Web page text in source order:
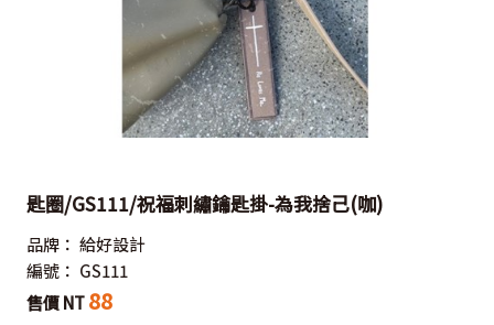
匙圈/GS111/祝福刺繡鑰匙掛-為我捨己(咖)
品牌： 給好設計
編號： GS111
售價 NT 88